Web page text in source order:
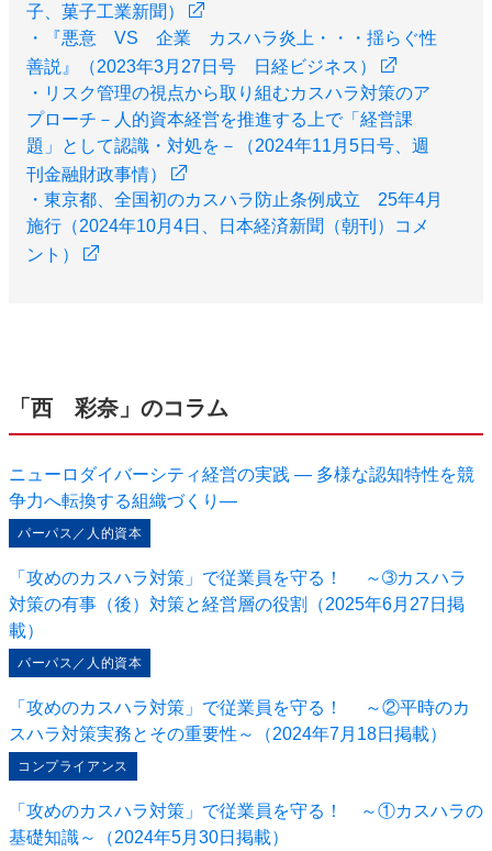
子、菓子工業新聞）
・『悪意 VS 企業 カスハラ炎上・・・揺らぐ性
善説』（2023年3月27日号 日経ビジネス）
・リスク管理の視点から取り組むカスハラ対策のア
プローチ－人的資本経営を推進する上で「経営課
題」として認識・対処を－（2024年11月5日号、週
刊金融財政事情）
・東京都、全国初のカスハラ防止条例成立 25年4月
施行（2024年10月4日、日本経済新聞（朝刊）コメ
ント）
「西 彩奈」のコラム
ニューロダイバーシティ経営の実践 ― 多様な認知特性を競
争力へ転換する組織づくり―
パーパス／人的資本
「攻めのカスハラ対策」で従業員を守る！ ～➂カスハラ
対策の有事（後）対策と経営層の役割（2025年6月27日掲
載）
パーパス／人的資本
「攻めのカスハラ対策」で従業員を守る！ ～②平時のカ
スハラ対策実務とその重要性～（2024年7月18日掲載）
コンプライアンス
「攻めのカスハラ対策」で従業員を守る！ ～①カスハラの
基礎知識～（2024年5月30日掲載）